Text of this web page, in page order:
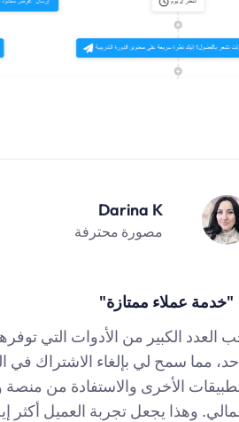
Darina K
مصورة محترفة
"خدمة عملاء ممتازة"
العدد الكبير من الأدوات التي
مما سمح لي بإلغاء الاشتراك في
الأخرى والاستفادة من منصة
وهذا يجعل تجربة العميل أكثر